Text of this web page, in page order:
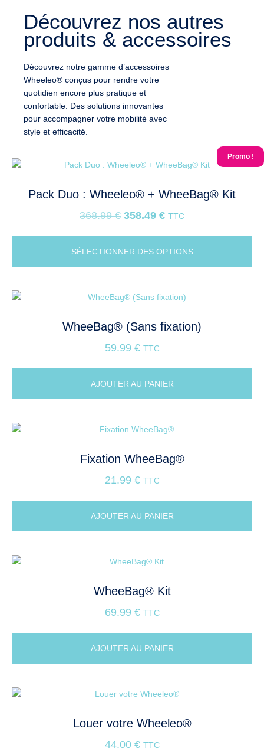
Découvrez nos autres
produits & accessoires
Découvrez notre gamme d’accessoires
Wheeleo® conçus pour rendre votre
quotidien encore plus pratique et
confortable. Des solutions innovantes
pour accompagner votre mobilité avec
style et efficacité.
Promo !
Pack Duo : Wheeleo® + WheeBag® Kit
368.99€ 358.49 € TTC
SÉLECTIONNER DES OPTIONS
WheeBag® (Sans fixation)
59.99 € TTC
AJOUTER AU PANIER
Fixation WheeBag®
21.99 € TTC
AJOUTER AU PANIER
WheeBag® Kit
69.99 € TTC
AJOUTER AU PANIER
Louer votre Wheeleo®
44.00 € TTC